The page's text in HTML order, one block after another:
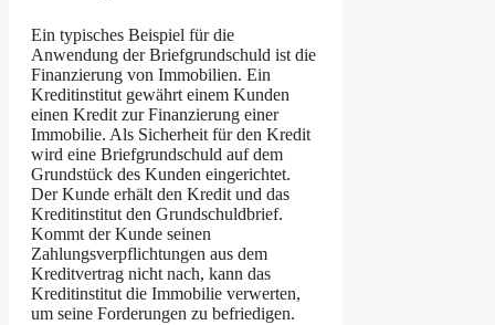
Ein typisches Beispiel für die
Anwendung der Briefgrundschuld ist die
Finanzierung von Immobilien. Ein
Kreditinstitut gewährt einem Kunden
einen Kredit zur Finanzierung einer
Immobilie. Als Sicherheit für den Kredit
wird eine Briefgrundschuld auf dem
Grundstück des Kunden eingerichtet.
Der Kunde erhält den Kredit und das
Kreditinstitut den Grundschuldbrief.
Kommt der Kunde seinen
Zahlungsverpflichtungen aus dem
Kreditvertrag nicht nach, kann das
Kreditinstitut die Immobilie verwerten,
um seine Forderungen zu befriedigen.